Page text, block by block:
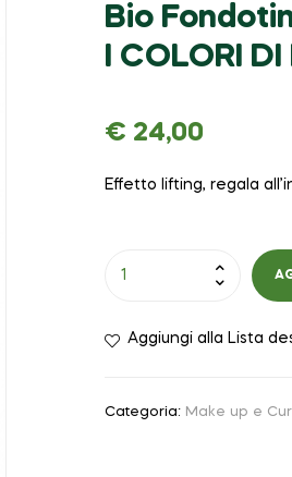
Bio
I COLORI
€ 24,00
Effetto lifting, regala
Aggiungi alla Lista
Categoria: Make up e